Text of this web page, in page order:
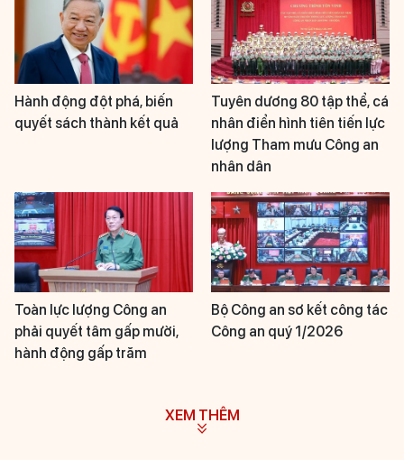
Hành động đột phá, biến
quyết sách thành kết quả
Tuyên dương 80 tập thể, cá
nhân điển hình tiên tiến lực
lượng Tham mưu Công an
nhân dân
Toàn lực lượng Công an
phải quyết tâm gấp mười,
hành động gấp trăm
Bộ Công an sơ kết công tác
Công an quý 1/2026
XEM THÊM